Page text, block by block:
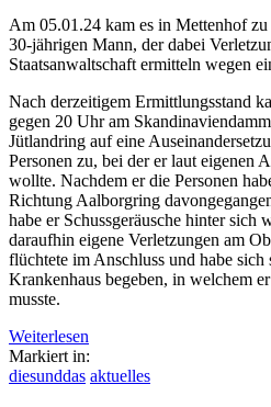
Am 05.01.24 kam es in Mettenhof zu
30-jährigen Mann, der dabei
Staatsanwaltschaft ermitteln wegen
Nach derzeitigem Ermittlungsstand
gegen 20 Uhr am
Jütlandring auf eine
Personen zu, bei der er laut eigenen
wollte. Nachdem er die Personen
Richtung Aalborgring
habe er Schussgeräusche hinter sich
daraufhin eigene Verletzungen am
flüchtete im Anschluss und habe sich
Krankenhaus begeben, in welchem
musste.
Weiterlesen
Markiert in:
diesunddas aktuelles